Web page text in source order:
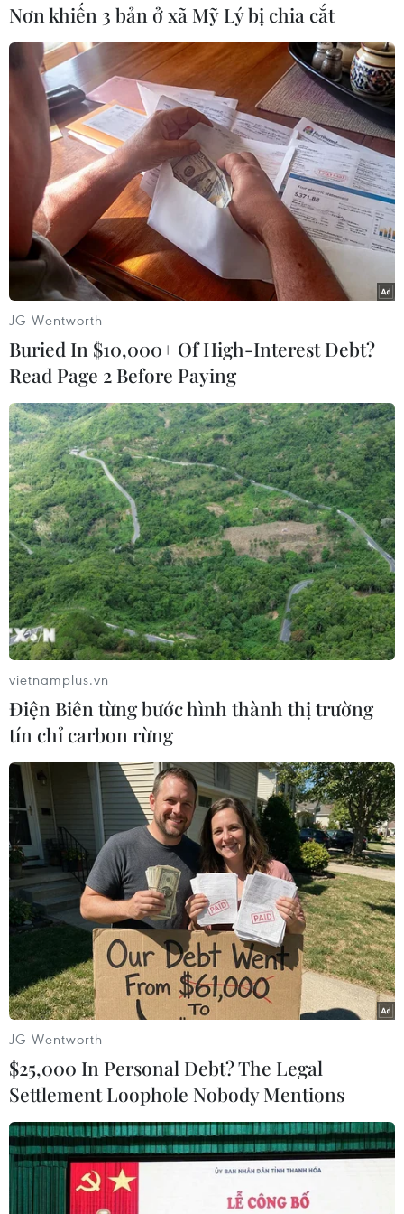
gồm việc tập trung vào mẫu xe SUV, tiếp tục giới
thiệu các sản phẩm mới, tăng sản lượng ở nước
ngoài lên 1,07 triệu chiếc, tăng năng suất lên
20%.
Năm ngoái, Subaru cho biết họ sẽ đầu tư 400
triệu USD để tăng công suất ở Mỹ lên 400.000
chiếc vào trước cuối năm 2016 so với mức
300.000 chiếc xe trong năm nay./.
(Vietnam+)
#Toyota #Ngừng sản xuất
#Mẫu Camry
#Thương hiệu xe Subaru
#Thị trường Bắc Mỹ
#Fuji Heavy
#Doanh số #Sản lượng
#Nhật Bản
Mỹ
Nhật Bản
TIN LIÊN QUAN
Toyota Việt Nam mở rộng hoạt động tại
Nơn khiến 3 bản ở xã Mỹ Lý bị chia cắt
JG Wentworth
Buried In $10,000+ Of High-Interest Debt?
Read Page 2 Before Paying
vietnamplus.vn
Điện Biên từng bước hình thành thị trường
tín chỉ carbon rừng
JG Wentworth
$25,000 In Personal Debt? The Legal
Settlement Loophole Nobody Mentions